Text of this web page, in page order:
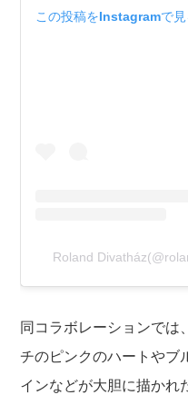
この投稿をInstagramで見
Roland
同コラボレーションでは
チのピンクのハートやブ
インなどが大胆に描かれ